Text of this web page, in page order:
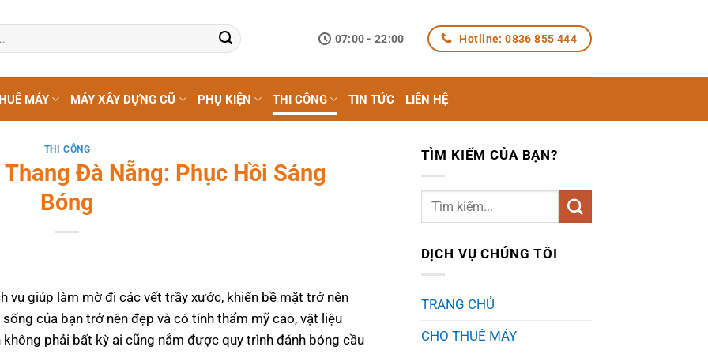
07:00 - 22:00 Hotline: 0836 855 444
MÁY MÁY XÂY DỰNG CŨ PHỤ KIỆN THI CÔNG TIN TỨC LIÊN HỆ
THI CÔNG
Đà Nẵng: Phục Hồi Sáng
Bóng
vụ giúp làm mờ đi các vết trầy xước, khiến bề mặt trở nên
của bạn trở nên đẹp và có tính thẩm mỹ cao, vật liệu
phải bất kỳ ai cũng nắm được quy trình đánh bóng cầu
TÌM KIẾM CỦA BẠN?
DỊCH VỤ CHÚNG TÔI
TRANG CHỦ
CHO THUÊ MÁY